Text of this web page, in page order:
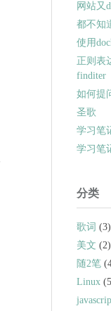
网站又
都不知
使用
正则表
finditer
如何提
圣歌
学习笔
学习笔
分类
歌词 (3)
美文 (2)
随2笔
Linux